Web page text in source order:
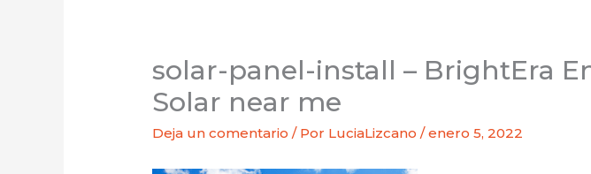
solar-panel-install – BrightEra
Solar near me
Deja un comentario / Por LuciaLizcano/enero 5, 2022